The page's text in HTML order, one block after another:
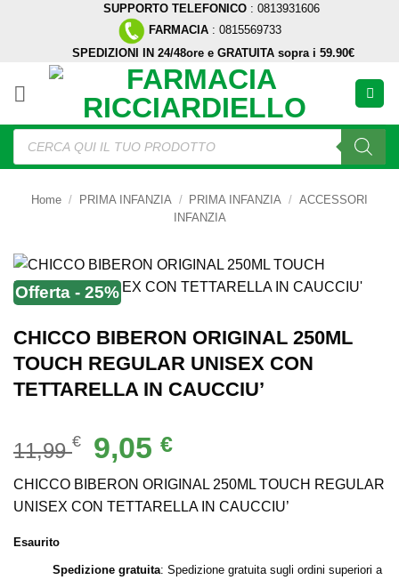
SUPPORTO TELEFONICO : 0813931606
FARMACIA : 0815569733
SPEDIZIONI IN 24/48ore e GRATUITA sopra i 59.90€
Ricerca
prodotti
Home / PRIMA INFANZIA / PRIMA INFANZIA / ACCESSORI
INFANZIA
Offerta - 25%
CHICCO BIBERON ORIGINAL 250ML
TOUCH REGULAR UNISEX CON
TETTARELLA IN CAUCCIU’
11,99€
Il
prezzo
originale
era:
9,05€Il
attuale
è:
CHICCO BIBERON ORIGINAL 250ML TOUCH REGULAR
UNISEX CON TETTARELLA IN CAUCCIU’
Esaurito
Spedizione gratuita: Spedizione gratuita sugli ordini superiori a